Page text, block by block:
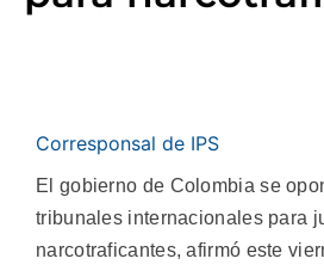
Corresponsal de IPS
El gobierno de Colombia se
tribunales internacionales para
narcotraficantes, afirmó este